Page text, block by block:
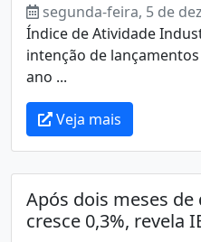
segunda-feira, 5 de
Índice de Atividade
intenção de
ano ...
Veja mais
Após dois meses
cresce 0,3%, revela